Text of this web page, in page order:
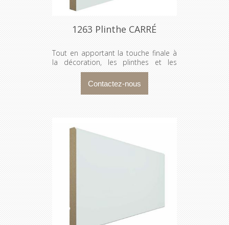
1263 Plinthe CARRÉ
Tout en apportant la touche finale à
la décoration, les plinthes et les
cadrages dissimulent les espaces
entre les murs et l’encadrement
d’une porte ou d’une fenêtre. Le